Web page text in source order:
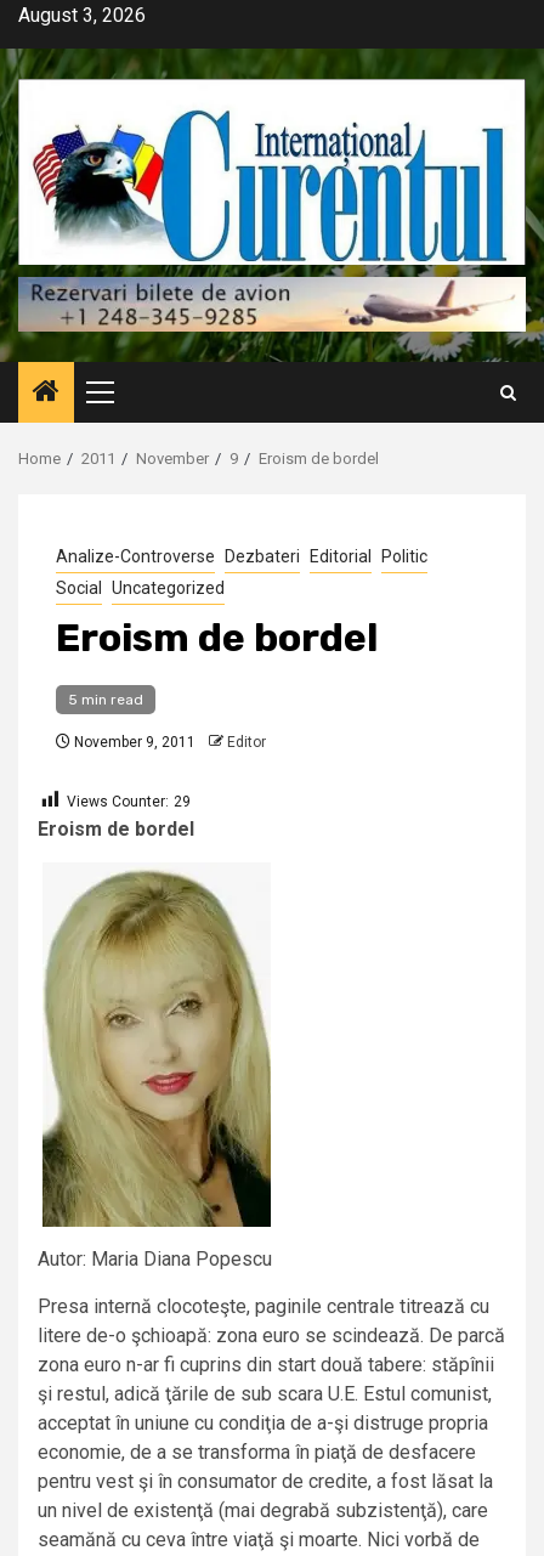
Skip
content
August 3, 2026
Primary
Menu
Home 2011 November 9 Eroism de bordel
Analize-Controverse Dezbateri Editorial
Politic
Social
Uncategorized
Eroism de bordel
5 min read
November 9, 2011 Editor
Views Counter: 29
Eroism de bordel
Autor: Maria Diana Popescu
Presa internă clocoteşte, paginile centrale titrează cu
litere de-o şchioapă: zona euro se scindează. De parcă
zona euro n-ar fi cuprins din start două tabere: stăpînii
şi restul, adică ţările de sub scara U.E. Estul comunist,
acceptat în uniune cu condiţia de a-şi distruge propria
economie, de a se transforma în piaţă de desfacere
pentru vest şi în consumator de credite, a fost lăsat la
un nivel de existenţă (mai degrabă subzistenţă), care
seamănă cu ceva între viaţă şi moarte. Nici vorbă de